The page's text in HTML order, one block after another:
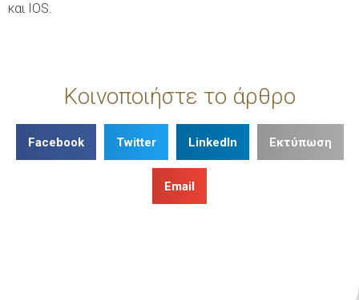
και IOS.
Κοινοποιήστε το άρθρο
Facebook Twitter LinkedIn Εκτύπωση
Email